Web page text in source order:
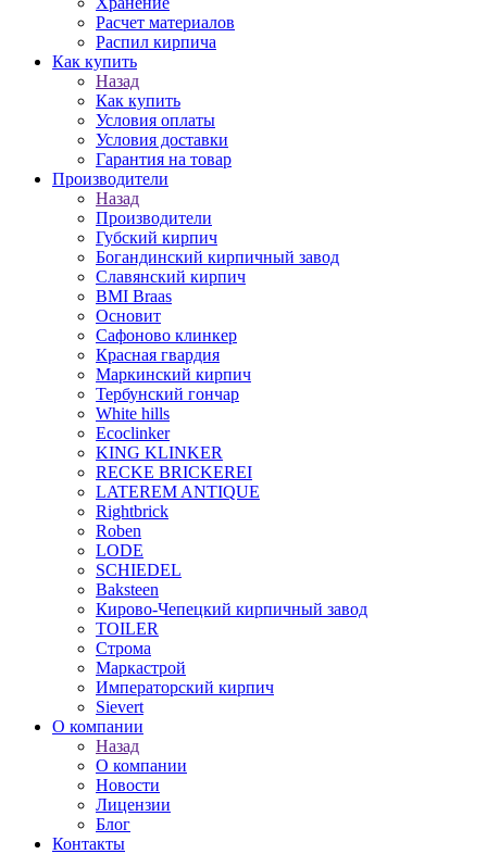
Расчет материалов
Распил кирпича
Как купить
Назад
Как купить
Условия оплаты
Условия доставки
Гарантия на товар
Производители
Назад
Производители
Губский кирпич
Богандинский кирпичный завод
Славянский кирпич
BMI Braas
Основит
Сафоново клинкер
Красная гвардия
Маркинский кирпич
Тербунский гончар
White hills
Ecoclinker
KING KLINKER
RECKE BRICKEREI
LATEREM ANTIQUE
Rightbrick
Roben
LODE
SCHIEDEL
Baksteen
Кирово-Чепецкий кирпичный завод
TOILER
Строма
Маркастрой
Императорский кирпич
Sievert
О компании
Назад
О компании
Новости
Лицензии
Блог
Контакты